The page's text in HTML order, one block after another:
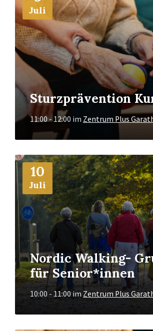
Juli
Sturzprävention
11:00 - 12:00 im Zentrum Plus
10
Juli
Nordic Walking-
für Senior*innen
10:00 - 11:00imZentrum Plus
Mehr
Info